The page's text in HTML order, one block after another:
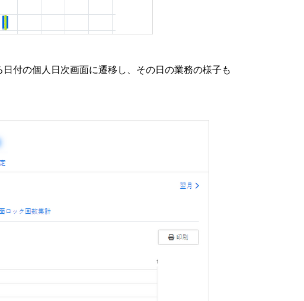
付の個人日次画面に遷移し、その日の業務の様子も